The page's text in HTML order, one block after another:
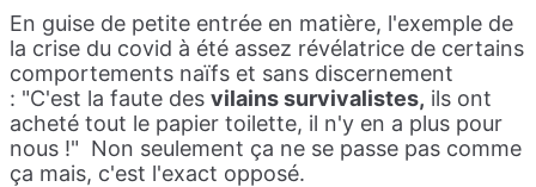
En guise de petite entrée en matière, l'exemple de
la crise du covid à été assez révélatrice de certains
comportements naïfs et sans discernement
: "C'est la faute des vilains survivalistes, ils ont
acheté tout le papier toilette, il n'y en a plus pour
nous !" Non seulement ça ne se passe pas comme
ça mais, c'est l'exact opposé.